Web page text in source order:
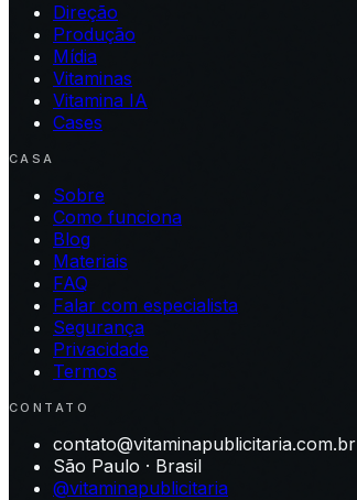
Direção
Produção
Mídia
Vitaminas
Vitamina IA
Cases
CASA
Sobre
Como funciona
Blog
Materiais
FAQ
Falar com especialista
Segurança
Privacidade
Termos
CONTATO
contato@vitaminapublicitaria.com.br
São Paulo · Brasil
@vitaminapublicitaria